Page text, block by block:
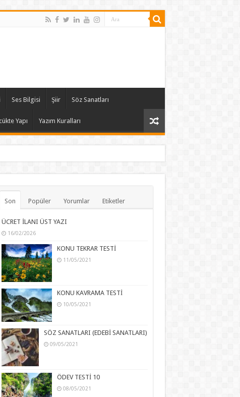
Ses Bilgisi Şiir Söz Sanatları
Yapı Yazım Kuralları
Son Popüler Yorumlar Etiketler
ÜCRET İLANI ÜST YAZI
16/02/2026
KONU TEKRAR TESTİ
11/05/2021
KONU KAVRAMA TESTİ
10/05/2021
SÖZ SANATLARI (EDEBİ SANATLARI)
09/05/2021
ÖDEV TESTİ 10
08/05/2021